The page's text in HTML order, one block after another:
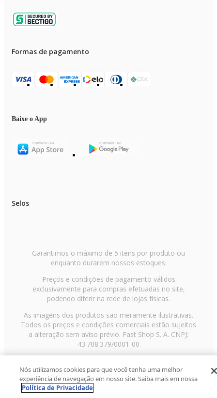
Formas de pagamento
Baixe o App
Selos
Garantimos o máximo de 5 itens por produto ou
enquanto durarem nossos estoques.
Preços e condições de pagamento válidos
exclusivamente para compras efetuadas no site,
podendo diferir na rede de lojas físicas.
As imagens dos produtos são meramente ilustrativas.
Todos os preços e condições comerciais estão sujeitos
a alteração sem aviso prévio. Fast Shop S. A. CNPJ:
43.708.379/0001-00
Paulo/SP, CEP 02029-001, Telefone: 11 3003-3728 ©
2013 Fast Shop - Todos os direitos reservadosRF
Nós utilizamos cookies para que você tenha uma melhor
experiência de navegação em nosso site. Saiba mais em nossa
Política de Privacidade